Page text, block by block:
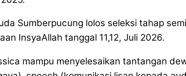
Sumberpucung lolos seleksi tahap
InsyaAllah tanggal 11,12, Juli 2026.
mampu menyelesaikan tantangan